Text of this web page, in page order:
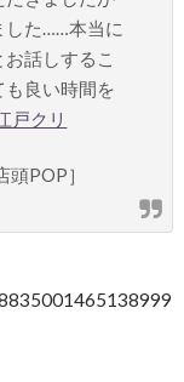
した……本当に
話しするこ
も良い時間を
戸クリ
POP］